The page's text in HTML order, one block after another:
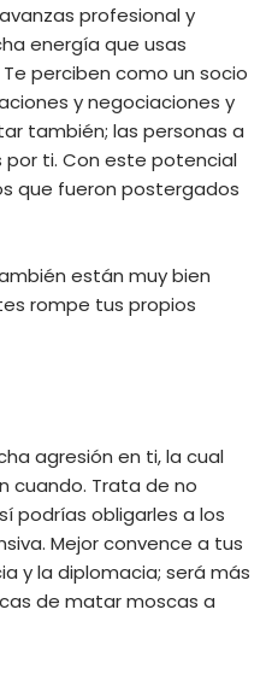
profesional y
energía que usas
perciben como un socio
y negociaciones y
también; las personas a
ti. Con este potencial
que fueron postergados
están muy bien
rompe tus propios
agresión en ti, la cual
cuando. Trata de no
podrías obligarles a los
Mejor convence a tus
y la diplomacia; será más
de matar moscas a